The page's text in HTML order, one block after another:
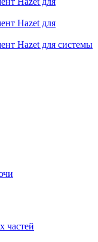
Hazet для
Hazet для системы